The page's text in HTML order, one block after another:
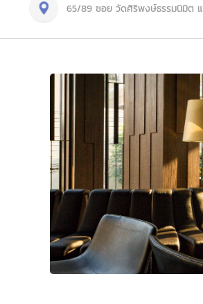
65/89 ซอย วัดศิริพงษ์ธรรมนิมิต แ